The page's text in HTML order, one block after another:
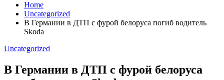
Home
Uncategorized
В Германии в ДТП с фурой белоруса погиб водитель
Skoda
Uncategorized
В Германии в ДТП с фурой белоруса